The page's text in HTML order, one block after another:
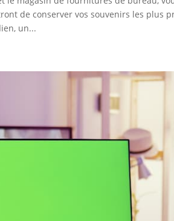
de conserver vos souvenirs les plus
un...